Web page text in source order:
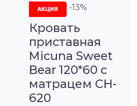
-13%
Кровать
приставная
Micuna Sweet
Bear 120*60 с
матрацем CH-
620